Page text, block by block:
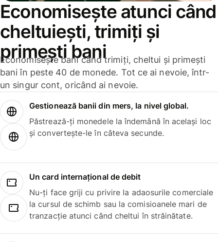
Economisește atunci când
cheltuiești, trimiți și
primești bani
Economisește bani când trimiți, cheltui și primești
bani în peste 40 de monede. Tot ce ai nevoie, într-
un singur cont, oricând ai nevoie.
Gestionează banii din mers, la nivel global.
Păstrează-ți monedele la îndemână în același loc
și convertește-le în câteva secunde.
Un card internațional de debit
Nu-ți face griji cu privire la adaosurile comerciale
la cursul de schimb sau la comisioanele mari de
tranzacție atunci când cheltui în străinătate.